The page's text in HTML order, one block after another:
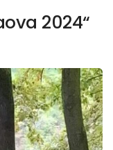
2024“